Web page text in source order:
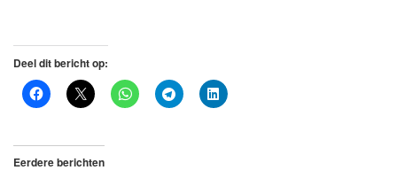
Deel dit bericht op:
Eerdere berichten